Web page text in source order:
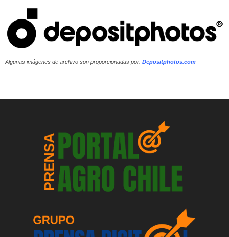
Algunas imágenes de archivo son proporcionadas por: Depositphotos.com